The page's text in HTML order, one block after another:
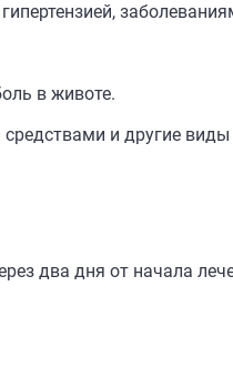
в животе.
и другие
два дня от начала